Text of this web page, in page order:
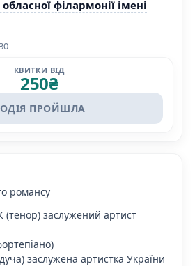
філармонії імені
КВИТКИ ВІД
250₴
ПРОЙШЛА
романсу
заслужений артист
заслужена артистка України